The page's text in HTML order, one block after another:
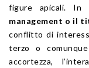
figure apicali. In
management o il
conflitto di
terzo o
accortezza,